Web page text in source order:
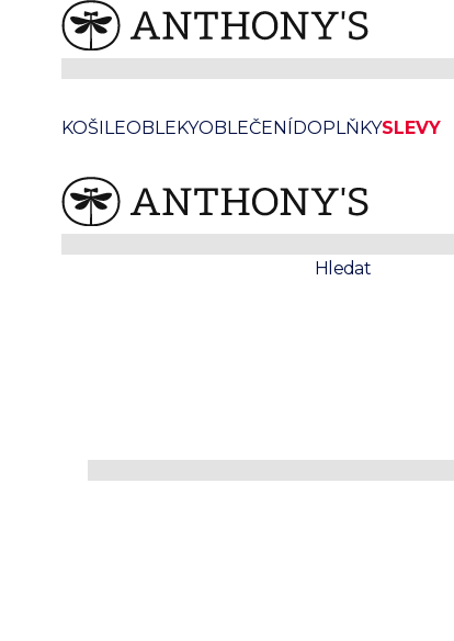
KOŠILEOBLEKYOBLEČENÍDOPLŇKYSLEVY
Hledat
Anthonys / Doplňky / Boty / Boty do práce
Černé Double monky Farringdon